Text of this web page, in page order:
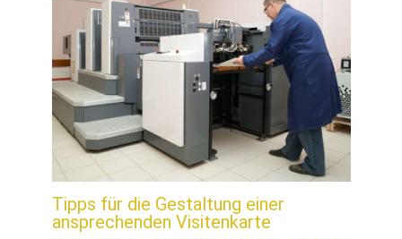
Tipps für die Gestaltung einer
ansprechenden Visitenkarte